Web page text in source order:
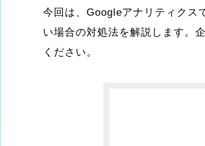
今回は、Googleアナリティクス
い場合の対処法を解説します。
ください。